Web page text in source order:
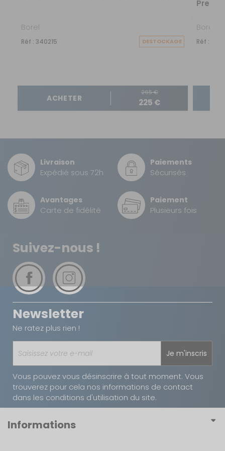
en parallèle pour une transition progressive ou une
Borel
Réf : 340215 DESTOCKAGE
ACHETER
265 €
225 €
Borel
Réf :
Livraison
Expédié sous 72h
Paiements
Sécurisés
Avantages
Carte de fidélité
Paiement
Plusieurs fois
Suivez-nous !
Newsletter
Ne ratez plus rien !
Je m'inscris
Vous pouvez vous désinscrire à tout moment. Vous
trouverez pour cela nos informations de contact
dans les conditions d'utilisation du site.
Informations